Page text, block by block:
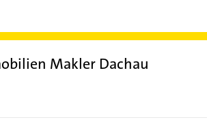
Makler Dachau